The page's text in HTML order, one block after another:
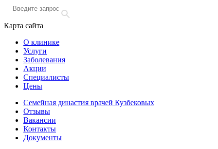
Карта сайта
О клинике
Услуги
Заболевания
Акции
Специалисты
Цены
Семейная династия врачей Кузбековых
Отзывы
Вакансии
Контакты
Документы